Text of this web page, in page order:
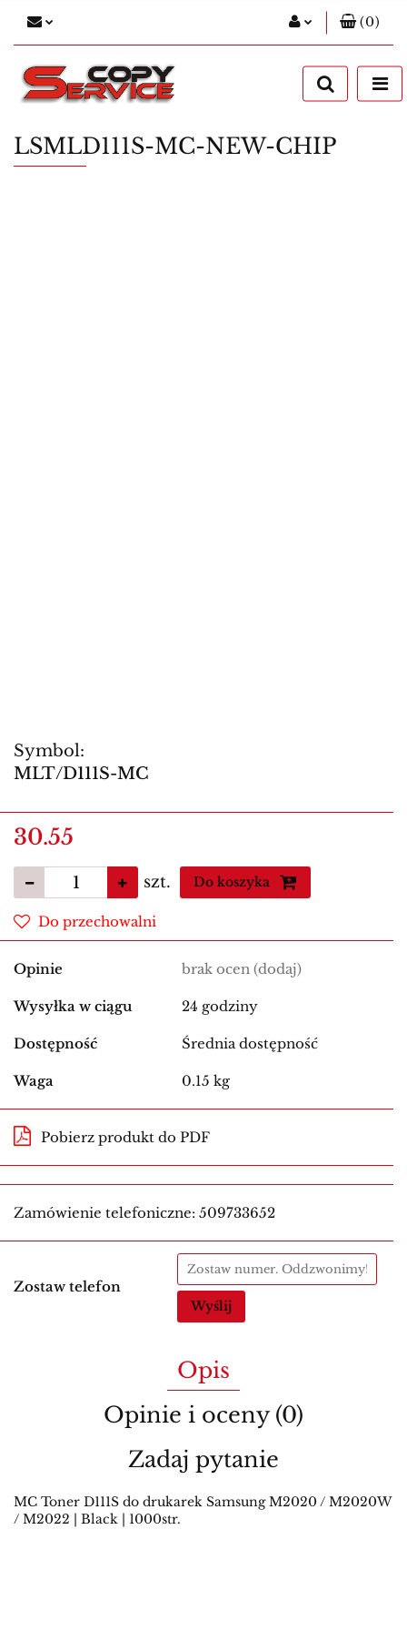
Zaloguj się
Zarejestruj się
(0)
LSMLD111S-MC-NEW-CHIP
Symbol:
MLT/D111S-MC
30.55
szt. Do koszyka
Do przechowalni
Opinie brak ocen (dodaj)
Wysyłka w ciągu 24 godziny
Dostępność Średnia dostępność
Waga 0.15 kg
Pobierz produkt do PDF
Zamówienie telefoniczne: 509733652
Zostaw telefon
Wyślij
Opis
Opinie i oceny (0)
Zadaj pytanie
MC Toner D111S do drukarek Samsung M2020 / M2020W
/ M2022 | Black | 1000str.